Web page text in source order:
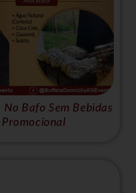
Bafo Sem Bebidas